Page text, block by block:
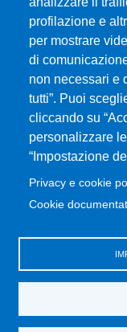
profilazione e
per mostrare
di
non necessari e
tutti”. Puoi
cliccando su
personalizzare
“Impostazione
Privacy e cookie
Cookie
Cod. Fiscale
P.IVA 00724160833
Centralino: 090 676
MENÙ SOCIAL
MENÙ FOOTER 1
Accessibilità
Mappa del sito
Privacy e cookie
MENÙ FOOTER 2
Portale di Ateneo
Amministrazione